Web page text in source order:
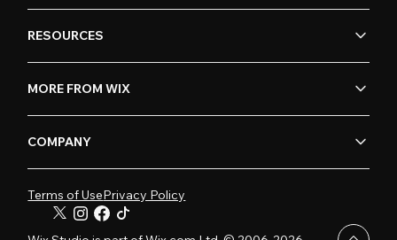
RESOURCES
MORE FROM WIX
COMPANY
Terms of UsePrivacy Policy